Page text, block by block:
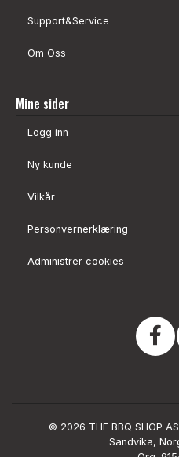
Support&Service
Om Oss
Mine sider
Logg inn
Ny kunde
Vilkår
Personvernerklæring
Administrer cookies
© 2026 THE BBQ SHOP
Sandvika,
Org.